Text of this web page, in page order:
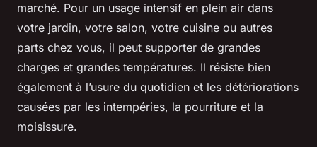
marché. Pour un usage intensif en plein air dans
votre jardin, votre salon, votre cuisine ou autres
parts chez vous, il peut supporter de grandes
charges et grandes températures. Il résiste bien
également à l’usure du quotidien et les détériorations
causées par les intempéries, la pourriture et la
moisissure.